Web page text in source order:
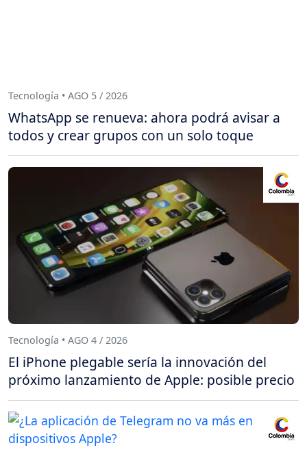
Tecnología • AGO 5 / 2026
WhatsApp se renueva: ahora podrá avisar a
todos y crear grupos con un solo toque
Tecnología • AGO 4 / 2026
El iPhone plegable sería la innovación del
próximo lanzamiento de Apple: posible precio